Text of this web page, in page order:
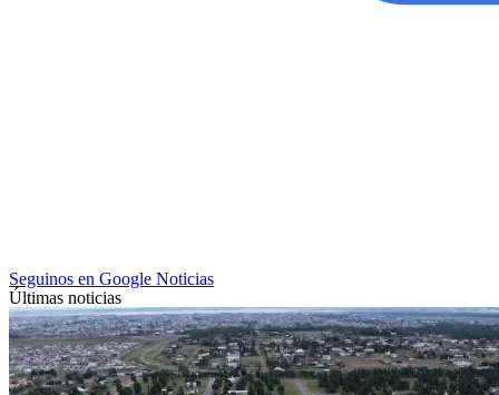
Seguinos en Google Noticias
Últimas noticias